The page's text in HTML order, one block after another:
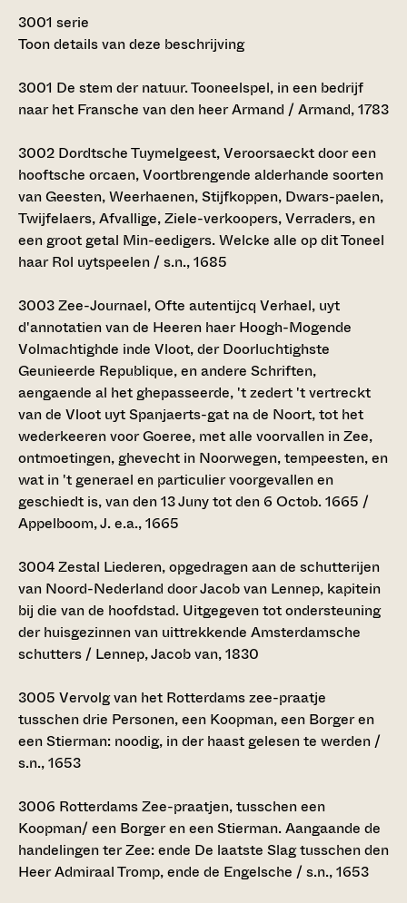
3001 serie
Toon details van deze beschrijving
3001 De stem der natuur. Tooneelspel, in een bedrijf
naar het Fransche van den heer Armand / Armand, 1783
3002 Dordtsche Tuymelgeest, Veroorsaeckt door een
hooftsche orcaen, Voortbrengende alderhande soorten
van Geesten, Weerhaenen, Stijfkoppen, Dwars-paelen,
Twijfelaers, Afvallige, Ziele-verkoopers, Verraders, en
een groot getal Min-eedigers. Welcke alle op dit Toneel
haar Rol uytspeelen / s.n., 1685
3003Zee-Journael, Ofte autentijcq Verhael, uyt
d'annotatien van de Heeren haer Hoogh-Mogende
Volmachtighde inde Vloot, der Doorluchtighste
Geunieerde Republique, en andere Schriften,
aengaende al het ghepasseerde, 't zedert 't vertreckt
van de Vloot uyt Spanjaerts-gat na de Noort, tot het
wederkeeren voor Goeree, met alle voorvallen in Zee,
ontmoetingen, ghevecht in Noorwegen, tempeesten, en
wat in 't generael en particulier voorgevallen en
geschiedt is, van den 13 Juny tot den 6 Octob. 1665 /
Appelboom, J. e.a., 1665
3004Zestal Liederen, opgedragen aan de schutterijen
van Noord-Nederland door Jacob van Lennep, kapitein
bij die van de hoofdstad. Uitgegeven tot ondersteuning
der huisgezinnen van uittrekkende Amsterdamsche
schutters / Lennep, Jacob van, 1830
3005 Vervolg van het Rotterdams zee-praatje
tusschen drie Personen, een Koopman, een Borger en
een Stierman: noodig, in der haast gelesen te werden /
s.n., 1653
3006 Rotterdams Zee-praatjen, tusschen een
Koopman/ een Borger en een Stierman. Aangaande de
handelingen ter Zee: ende De laatste Slag tusschen den
Heer Admiraal Tromp, ende de Engelsche / s.n., 1653